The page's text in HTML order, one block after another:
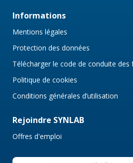
Informations
Mentions légales
Protection des données
Télécharger le code de conduite des
Politique de cookies
Conditions générales d’utilisation
Rejoindre SYNLAB
Offres d'emploi